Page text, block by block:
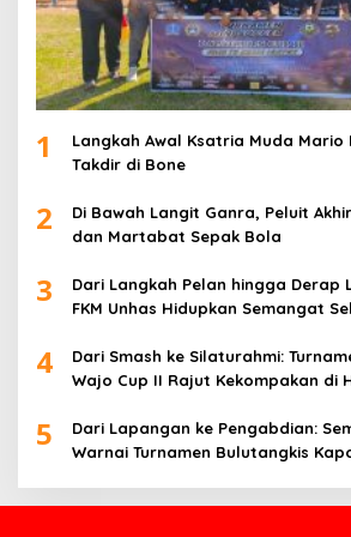
1
Langkah Awal Ksatria Muda Mario
Takdir di Bone
2
Di Bawah Langit Ganra, Peluit
dan Martabat Sepak Bola
3
Dari Langkah Pelan hingga Derap
FKM Unhas Hidupkan Semangat
4
Dari Smash ke Silaturahmi:
Wajo Cup II Rajut Kekompakan di
5
Dari Lapangan ke Pengabdian:
Warnai Turnamen Bulutangkis